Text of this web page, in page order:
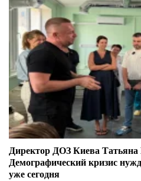
Директор ДОЗ Киева
Демографический кризис
уже сегодня